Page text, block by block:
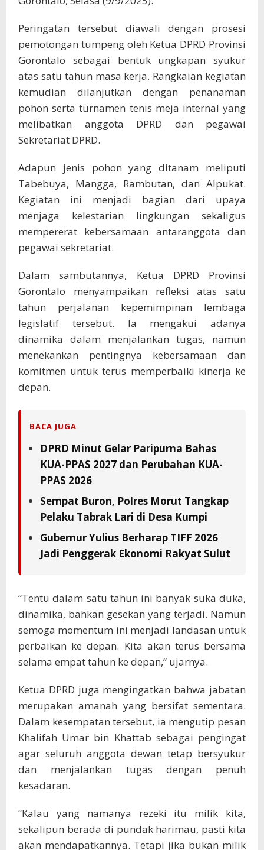
Peringatan tersebut diawali dengan prosesi
pemotongan tumpeng oleh Ketua DPRD Provinsi
Gorontalo sebagai bentuk ungkapan syukur
atas satu tahun masa kerja. Rangkaian kegiatan
kemudian dilanjutkan dengan penanaman
pohon serta turnamen tenis meja internal yang
melibatkan anggota DPRD dan pegawai
Sekretariat DPRD.
Adapun jenis pohon yang ditanam meliputi
Tabebuya, Mangga, Rambutan, dan Alpukat.
Kegiatan ini menjadi bagian dari upaya
menjaga kelestarian lingkungan sekaligus
mempererat kebersamaan antaranggota dan
pegawai sekretariat.
Dalam sambutannya, Ketua DPRD Provinsi
Gorontalo menyampaikan refleksi atas satu
tahun perjalanan kepemimpinan lembaga
legislatif tersebut. Ia mengakui adanya
dinamika dalam menjalankan tugas, namun
menekankan pentingnya kebersamaan dan
komitmen untuk terus memperbaiki kinerja ke
depan.
BACA JUGA
DPRD Minut Gelar Paripurna Bahas
KUA-PPAS 2027 dan Perubahan KUA-
PPAS 2026
Sempat Buron, Polres Morut Tangkap
Pelaku Tabrak Lari di Desa Kumpi
Gubernur Yulius Berharap TIFF 2026
Jadi Penggerak Ekonomi Rakyat Sulut
“Tentu dalam satu tahun ini banyak suka duka,
dinamika, bahkan gesekan yang terjadi. Namun
semoga momentum ini menjadi landasan untuk
perbaikan ke depan. Kita akan terus bersama
selama empat tahun ke depan,” ujarnya.
Ketua DPRD juga mengingatkan bahwa jabatan
merupakan amanah yang bersifat sementara.
Dalam kesempatan tersebut, ia mengutip pesan
Khalifah Umar bin Khattab sebagai pengingat
agar seluruh anggota dewan tetap bersyukur
dan menjalankan tugas dengan penuh
kesadaran.
“Kalau yang namanya rezeki itu milik kita,
sekalipun berada di pundak harimau, pasti kita
akan mendapatkannya. Tetapi jika bukan milik